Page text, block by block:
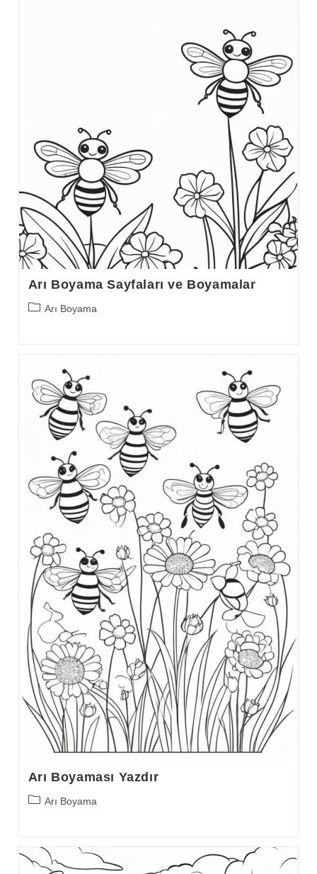
Arı Boyama Sayfaları ve Boyamalar
PostArı Boyama
Arı Boyaması Yazdır
PostArı Boyama